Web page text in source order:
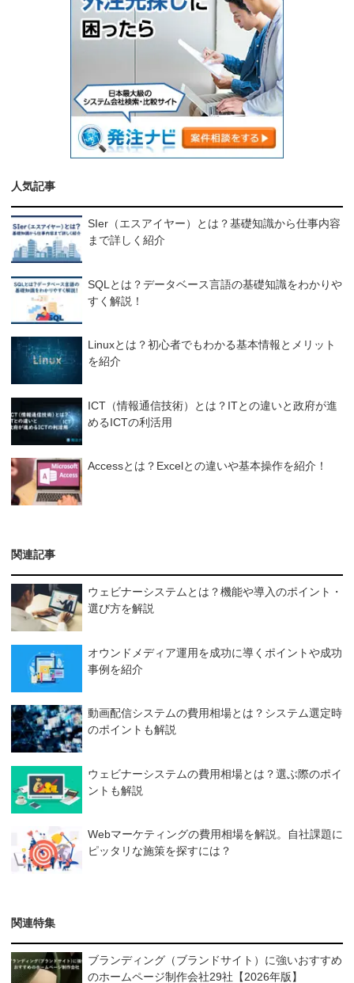
人気記事
SIer（エスアイヤー）とは？基礎知識から仕事内容
まで詳しく紹介
SQLとは？データベース言語の基礎知識をわかりや
すく解説！
Linuxとは？初心者でもわかる基本情報とメリット
を紹介
ICT（情報通信技術）とは？ITとの違いと政府が進
めるICTの利活用
Accessとは？Excelとの違いや基本操作を紹介！
関連記事
ウェビナーシステムとは？機能や導入のポイント・
選び方を解説
オウンドメディア運用を成功に導くポイントや成功
事例を紹介
動画配信システムの費用相場とは？システム選定時
のポイントも解説
ウェビナーシステムの費用相場とは？選ぶ際のポイ
ントも解説
Webマーケティングの費用相場を解説。自社課題に
ピッタリな施策を探すには？
関連特集
ブランディング（ブランドサイト）に強いおすすめ
のホームページ制作会社29社【2026年版】